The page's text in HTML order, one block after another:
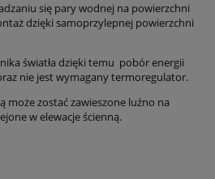
się pary wodnej na powierzchni
dzięki samoprzylepnej powierzchni
światła dzięki temu pobór energii
nie jest wymagany termoregulator.
może zostać zawieszone luźno na
w elewacje ścienną.